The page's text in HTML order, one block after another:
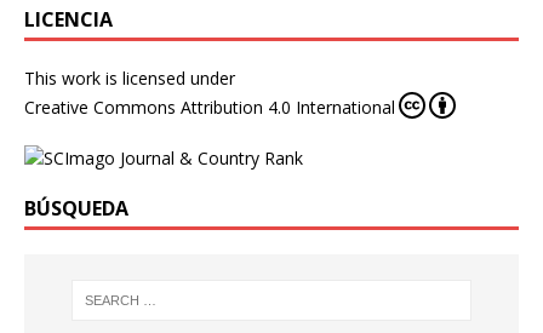
LICENCIA
This work is licensed under
Creative Commons Attribution 4.0 International
BÚSQUEDA